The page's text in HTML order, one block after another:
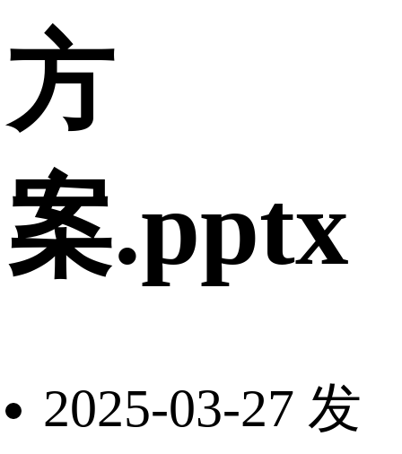
方
案.pptx
2025-03-27 发